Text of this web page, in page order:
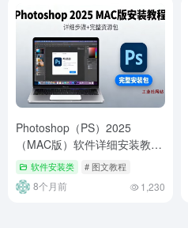
Photoshop（PS）2025
（MAC版）软件详细安装教程
+完整安装包
软件安装类 # 图文教程
8个月前 1,230